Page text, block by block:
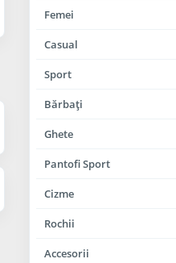
Femei
Casual
Sport
Bărbaţi
Ghete
Pantofi Sport
Cizme
Rochii
Accesorii